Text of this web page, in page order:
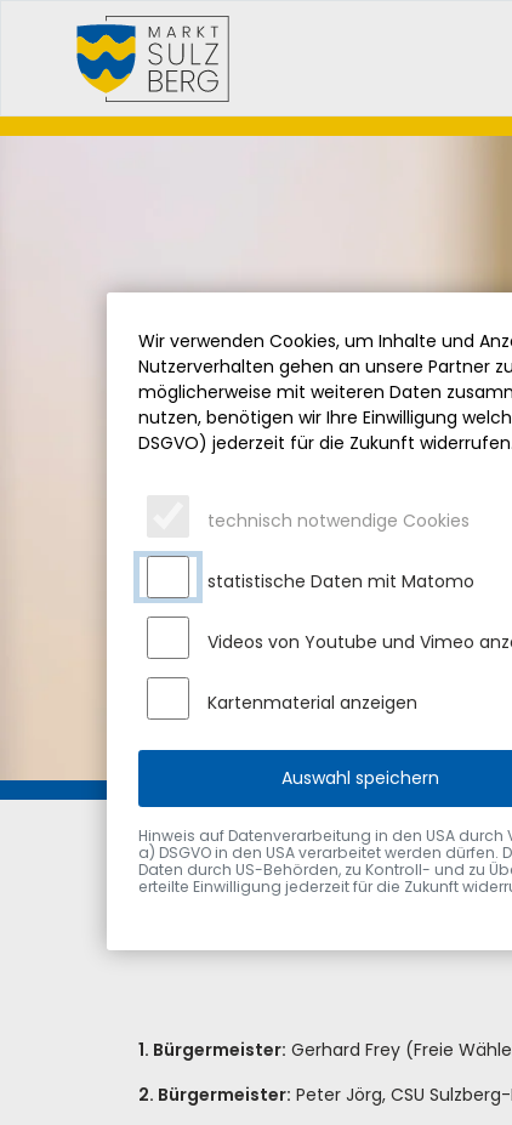
Markt Sulzberg Rathaus Politik
1. Bürgermeister: Gerhard Frey (Freie
2. Bürgermeister: Peter Jörg, CSU
Wir verwenden Cookies, um Inhalte und
Nutzerverhalten gehen an unsere Partner
möglicherweise mit weiteren Daten
nutzen, benötigen wir Ihre Einwilligung
DSGVO) jederzeit für die Zukunft
technisch notwendige Cookies
statistische Daten mit Matomo
Videos von Youtube und Vimeo
Kartenmaterial anzeigen
Auswahl speichern
Hinweis auf Datenverarbeitung in den USA durch
a) DSGVO in den USA verarbeitet werden
Daten durch US-Behörden, zu Kontroll- und zu
erteilte Einwilligung jederzeit für die Zukunft